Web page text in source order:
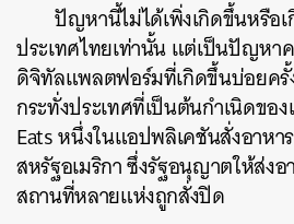
ปัญหานี้ไม่ได้เพิ่งเกิดขึ้นหรือ
ประเทศไทยเท่านั้นแต่เป็นปัญหาค
ดิจิทัลแพลตฟอร์มที่เกิดขึ้นบ่อยครั้
กระทั่งประเทศที่เป็นต้นกำเนิดขอ
Eatsหนึ่งในแอปพลิเคชันสั่งอาห
สหรัฐอเมริกาซึ่งรัฐอนุญาตให้ส่งอ
สถานที่หลายแห่งถูกสั่งปิด